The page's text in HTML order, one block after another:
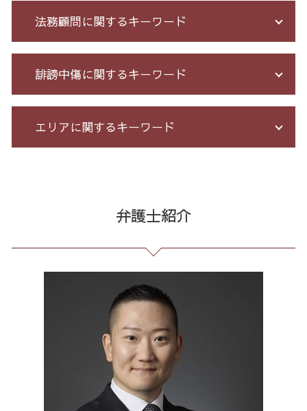
詐欺 民事 刑事
詐欺 被害者 返金
詐欺 泣き寝入り
少額 詐欺 泣き寝入り
アマゾン 詐欺 被害
投資 詐欺 セミナー
お金 を 騙し 取 られ たら
詐欺 民事
特殊 詐欺 警視庁
還付金詐欺 戻ってくる
債務整理 任意整理 期間
破産法 自己破産
破産 保証人
債務整理 期間 支払
給与所得者 再生
借金 無料相談 電話
個人再生 手続き 流れ
個人 自己破産 デメリット
借金 過払い請求 デメリット
自己破産 免責 不許可
特定調停 とは
法務顧問に関するキーワード
残業 問題
セクハラ パワハラ
パワハラ 相談 解決
不当解雇 とは
残業代 未払い
不当解雇 労基
未払い 賃金
契約 書 リーガル チェック
労務 トラブル
顧問 弁護士 メリット
予防法務 とは
残業 未払い 請求
企業 法務 部
誹謗中傷に関するキーワード
誹謗中傷 削除
誹謗中傷 SNS
発信者情報 開示請求
Twitter 誹謗中傷
誹謗中傷 どこから
ネット 誹謗中傷
誹謗中傷 逮捕
爆サイ 誹謗中傷
エリアに関するキーワード
リーガルチェック 全国 相談
誹謗中傷 品川区
企業法務 東京都 相談
任意整理 港区 相談
債務整理 東京都 相談
破産 問題 23区 弁護士
任意整理 東京都 弁護士
債務整理 23区 相談
破産 問題 港区 弁護士
マルチ商法 全国 弁護士
弁護士紹介